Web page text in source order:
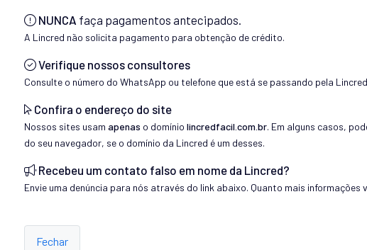
NUNCA faça pagamentos antecipados.
A Lincred não solicita pagamento para obtenção de crédito.
Verifique nossos consultores
Consulte o número do WhatsApp ou telefone que está se passando pela
Confira o endereço do site
Nossos sites usam apenas o domínio lincredfacil.com.br. Em alguns casos,
do seu navegador, se o domínio da Lincred é um desses.
Recebeu um contato falso em nome da Lincred?
Envie uma denúncia para nós através do link abaixo. Quanto mais informações
Fechar